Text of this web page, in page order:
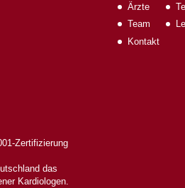
Zertifizierung
das
Kardiologen.
Ärzte
Team
Kontakt